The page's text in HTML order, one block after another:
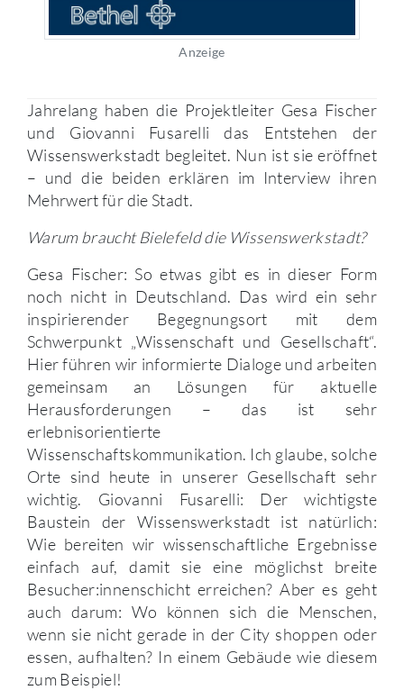
Anzeige
Jahrelang haben die Projektleiter Gesa Fischer
und Giovanni Fusarelli das Entstehen der
Wissenswerkstadt begleitet. Nun ist sie eröffnet
– und die beiden erklären im Interview ihren
Mehrwert für die Stadt.
Warum braucht Bielefeld die Wissenswerkstadt?
Gesa Fischer: So etwas gibt es in dieser Form
noch nicht in Deutschland. Das wird ein sehr
inspirierender Begegnungsort mit dem
Schwerpunkt „Wissenschaft und Gesellschaft“.
Hier führen wir informierte Dialoge und arbeiten
gemeinsam an Lösungen für aktuelle
Herausforderungen – das ist sehr
erlebnisorientierte
Wissenschaftskommunikation. Ich glaube, solche
Orte sind heute in unserer Gesellschaft sehr
wichtig. Giovanni Fusarelli: Der wichtigste
Baustein der Wissenswerkstadt ist natürlich:
Wie bereiten wir wissenschaftliche Ergebnisse
einfach auf, damit sie eine möglichst breite
Besucher:innenschicht erreichen? Aber es geht
auch darum: Wo können sich die Menschen,
wenn sie nicht gerade in der City shoppen oder
essen, aufhalten? In einem Gebäude wie diesem
zum Beispiel!